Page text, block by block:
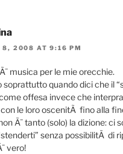
8, 2008 AT 9:16 PM
musica per le mie orecchie.
soprattutto quando dici che il
offesa invece che
le loro oscenitÃ fino alla
Ã¨ tanto (solo) la dizione: ci
senza possibilitÃ di
vero!